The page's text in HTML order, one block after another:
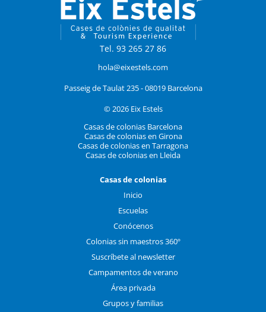
Tel. 93 265 27 86
hola@eixestels.com
Passeig de Taulat 235 - 08019 Barcelona
© 2026 Eix Estels
Casas de colonias Barcelona
Casas de colonias en Girona
Casas de colonias en Tarragona
Casas de colonias en Lleida
Casas de colonias
Inicio
Escuelas
Conócenos
Colonias sin maestros 360º
Suscríbete al newsletter
Campamentos de verano
Área privada
Grupos y familias